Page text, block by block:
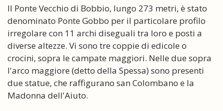
Il Ponte Vecchio di Bobbio, lungo 273 metri, è stato
denominato Ponte Gobbo per il particolare profilo
irregolare con 11 archi diseguali tra loro e posti a
diverse altezze. Vi sono tre coppie di edicole o
crocini, sopra le campate maggiori. Nelle due sopra
l'arco maggiore (detto della Spessa) sono presenti
due statue, che raffigurano san Colombano e la
Madonna dell'Aiuto.